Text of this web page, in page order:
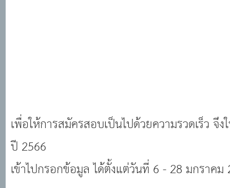
เพื่อให้การสมัครสอบเป็นไปด้วยความรวดเร็ว จึ
ปี 2566
เข้าไปกรอกข้อมูล ได้ตั้งแต่วันที่ 6 - 28 มกราคม